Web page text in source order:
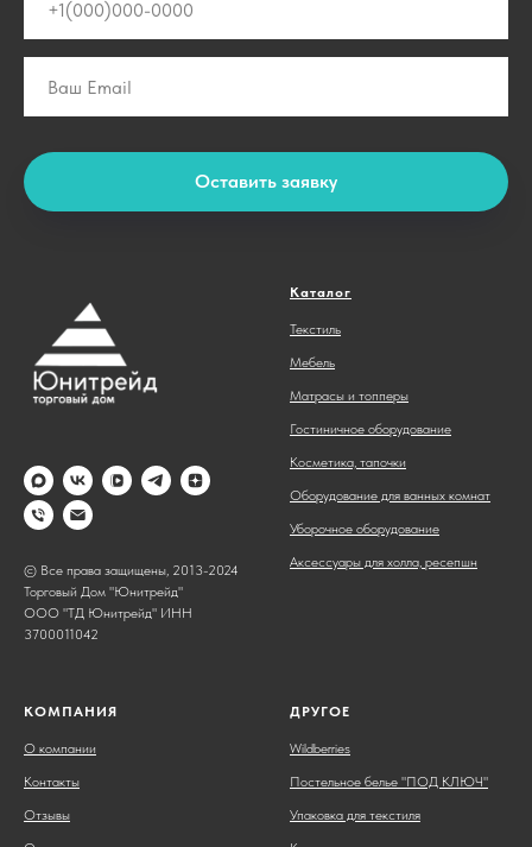
Оставить заявку
© Все права защищены, 2013-2024
Торговый Дом "Юнитрейд"
ООО "ТД Юнитрейд" ИНН
3700011042
Каталог
Текстиль
Мебель
Матрасы и топперы
Гостиничное оборудование
Косметика, тапочки
Оборудование для ванных комнат
Уборочное оборудование
Аксессуары для холла, ресепшн
КОМПАНИЯ
О компании
Контакты
Отзывы
ДРУГОЕ
Wildberries
Постельное белье "ПОД КЛЮЧ"
Упаковка для текстиля